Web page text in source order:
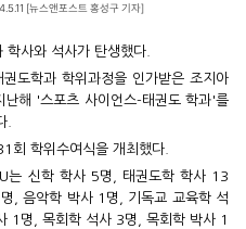
[뉴스앤포스트 홍성구 기자]
학사와 석사가 탄생했다.
도학과 학위과정을 인가받은 조지아
해 '스포츠 사이언스-태권도 학과'를
.
회 학위수여식을 개최했다.
는 신학 학사 5명, 태권도학 학사 13
, 음악학 박사 1명, 기독교 교육학 석
1명, 목회학 석사 3명, 목회학 박사 1